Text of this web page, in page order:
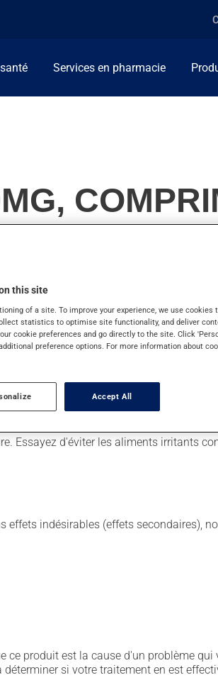
Services en pharmacie
urinaire. Il produit son plein effet après
pharmacien vous ait indiqué un
possibles, assurez-vous de le
plus, ni plus souvent qu'indiqué. Si
la dose oubliée. Ne doublez pas la
Essayez d'éviter les aliments irritants
effets indésirables (effets secondaires),
ce produit est la cause d'un problème
si votre traitement en est
this site
of a site. To improve your experience, we use cookies
statistics to optimise site functionality, and deliver
cookie preferences and go directly to the site. Click
preference options. For more information about
Accept All